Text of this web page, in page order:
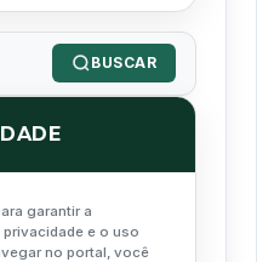
BUSCAR
garantir a
e o uso
no portal, você